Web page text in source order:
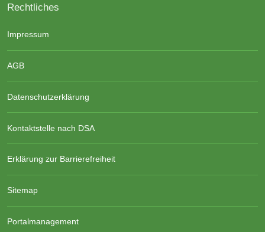
Rechtliches
Impressum
AGB
Datenschutzerklärung
Kontaktstelle nach DSA
Erklärung zur Barrierefreiheit
Sitemap
Portalmanagement